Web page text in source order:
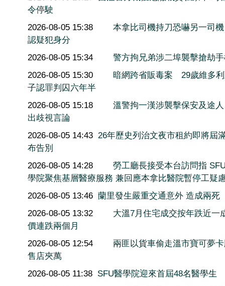
令停駛
2026-08-05 15:38
本拿比司機持刀恐嚇另一司
認疑犯身分
2026-08-05 15:34
警方拘兄弟涉二埠襲擊搶劫
2026-08-05 15:30
暗網跨省販毒案 29歲維多
子認罪判囚六年半
2026-08-05 15:18
溫警拘一漢涉襲擊保安及途
出歧視言論
2026-08-05 14:43 26年歷史列治文夜市租約即將屆
布告別
2026-08-05 14:28
勞工廳長接受本台訪問指
學院聚焦基層醫療服務 兼回應本拿比醫院暫停工疑
2026-08-05 13:46 蘭里發生嚴重交通意外 造成兩死
2026-08-05 13:32
大溫7月住宅成交按年跌近
價連跌兩個月
2026-08-05 12:54
兩匪以貨車偷走溫市寶可夢
售店夾萬
2026-08-05 11:38 SFU醫學院迎來首屆48名醫學生